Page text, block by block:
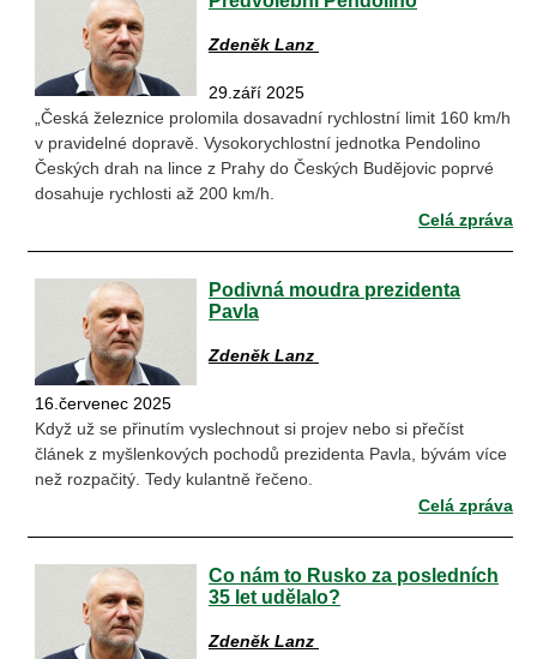
Zdeněk Lanz
29.září 2025
„Česká železnice prolomila dosavadní rychlostní limit 160 km/h
v pravidelné dopravě. Vysokorychlostní jednotka Pendolino
Českých drah na lince z Prahy do Českých Budějovic poprvé
dosahuje rychlosti až 200 km/h.
Celá zpráva
Podivná moudra prezidenta
Pavla
Zdeněk Lanz
16.červenec 2025
Když už se přinutím vyslechnout si projev nebo si přečíst
článek z myšlenkových pochodů prezidenta Pavla, bývám více
než rozpačitý. Tedy kulantně řečeno.
Celá zpráva
Co nám to Rusko za posledních
35 let udělalo?
Zdeněk Lanz